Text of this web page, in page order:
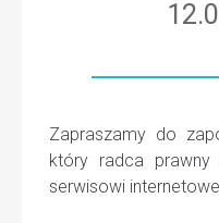
Zapraszamy do
który radca prawny
serwisowi